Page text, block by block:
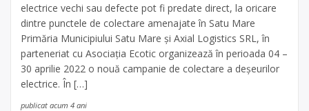
electrice vechi sau defecte pot fi predate direct, la oricare
dintre punctele de colectare amenajate în Satu Mare
Primăria Municipiului Satu Mare și Axial Logistics SRL, în
parteneriat cu Asociația Ecotic organizează în perioada 04 –
30 aprilie 2022 o nouă campanie de colectare a deșeurilor
electrice. În […]
publicat acum 4 ani